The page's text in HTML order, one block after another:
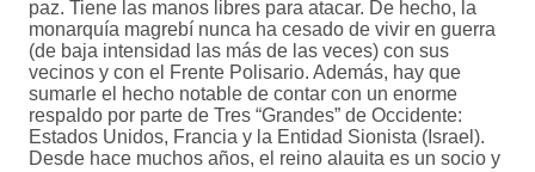
paz. Tiene las manos libres para atacar. De hecho, la
monarquía magrebí nunca ha cesado de vivir en guerra
(de baja intensidad las más de las veces) con sus
vecinos y con el Frente Polisario. Además, hay que
sumarle el hecho notable de contar con un enorme
respaldo por parte de Tres “Grandes” de Occidente:
Estados Unidos, Francia y la Entidad Sionista (Israel).
Desde hace muchos años, el reino alauita es un socio y